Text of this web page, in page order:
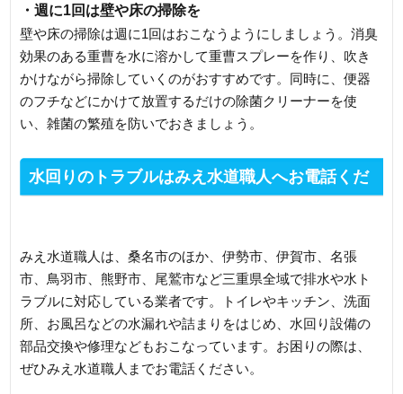
・週に1回は壁や床の掃除を
壁や床の掃除は週に1回はおこなうようにしましょう。消臭
効果のある重曹を水に溶かして重曹スプレーを作り、吹き
かけながら掃除していくのがおすすめです。同時に、便器
のフチなどにかけて放置するだけの除菌クリーナーを使
い、雑菌の繁殖を防いでおきましょう。
水回りのトラブルはみえ水道職人へお電話くだ
みえ水道職人は、桑名市のほか、伊勢市、伊賀市、名張
市、鳥羽市、熊野市、尾鷲市など三重県全域で排水や水ト
ラブルに対応している業者です。トイレやキッチン、洗面
所、お風呂などの水漏れや詰まりをはじめ、水回り設備の
部品交換や修理などもおこなっています。お困りの際は、
ぜひみえ水道職人までお電話ください。